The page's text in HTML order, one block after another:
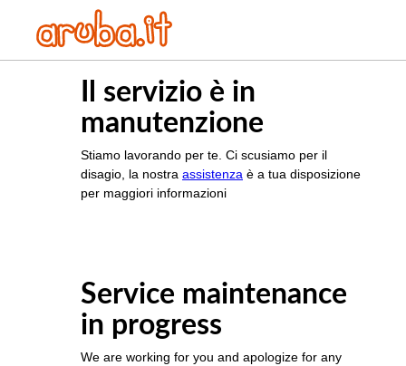
Il servizio è in
manutenzione
Stiamo lavorando per te. Ci scusiamo per il
disagio, la nostra assistenza è a tua disposizione
per maggiori informazioni
Service maintenance
in progress
We are working for you and apologize for any